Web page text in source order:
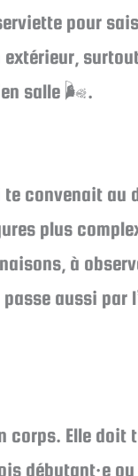
pour
salle 🌬️.
convenait au
plus
à
aussi par
Elle doit
débutant·e